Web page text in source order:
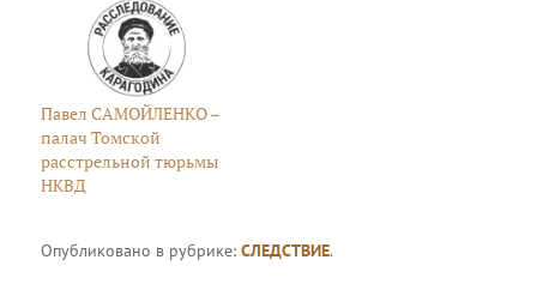
Павел САМОЙЛЕНКО –
палач Томской
расстрельной тюрьмы
НКВД
Опубликовано в рубрике:СЛЕДСТВИЕ.